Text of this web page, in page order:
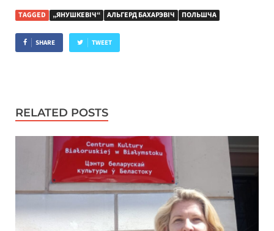
TAGGED „ЯНУШКЕВІЧ“ АЛЬГЕРД БАХАРЭВІЧ ПОЛЬШЧА
SHARE TWEET
RELATED POSTS